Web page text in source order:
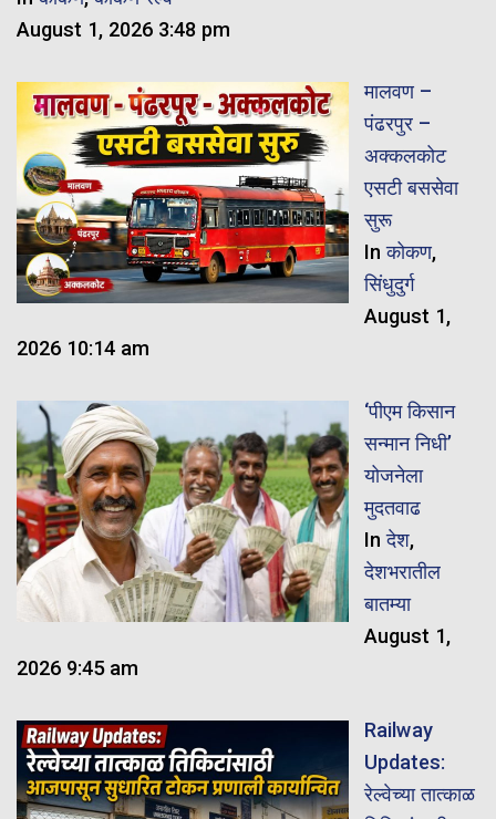
August 1, 2026 3:48 pm
मालवण –
पंढरपुर –
अक्कलकोट
एसटी बससेवा
सुरू
Inकोकण,
सिंधुदुर्ग
August 1,
2026 10:14 am
‘पीएम किसान
सन्मान निधी’
योजनेला
मुदतवाढ
Inदेश,
देशभरातील
बातम्या
August 1,
2026 9:45 am
Railway
Updates:
रेल्वेच्या तात्काळ